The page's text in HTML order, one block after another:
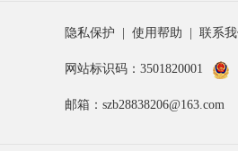
隐私保护 使用帮助 联系我
网站标识码：3501820001
邮箱：szb28838206@163.com